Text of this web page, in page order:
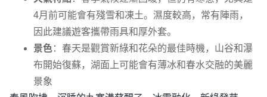
4月前可能會有殘雪和凍土。濕度較高，常有陣雨，
因此建議遊客攜帶雨具和厚外套。
景色：春天是觀賞新綠和花朵的最佳時機，山谷和瀑
布開始復蘇，湖面上可能會有薄冰和春水交融的美麗
景象